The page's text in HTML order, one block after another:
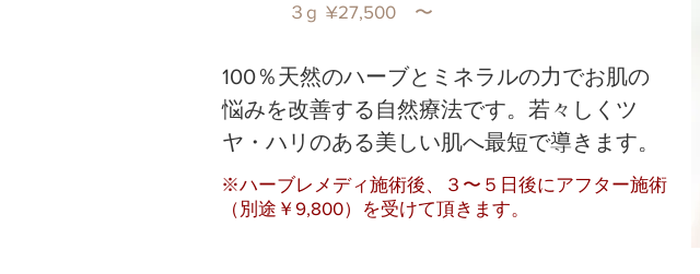
３g ¥27,500 〜
​100％天然のハーブとミネラルの力でお肌の
悩みを改善する自然療法です。若々しくツ
ヤ・ハリのある美しい肌へ最短で導きます。
​※ハーブレメディ施術後、３〜５日後にアフター施術
（別途￥9,800）を受けて頂きます。